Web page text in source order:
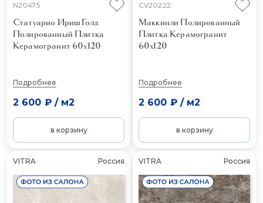
N20475
Статуарио Ириш Голд
Полированный Плитка
Керамогранит 60x120
Подробнее
2 600 ₽/ м2
в корзину
CV20222
Маккинли Полированный
Плитка Керамогранит
60x120
Подробнее
2 600 ₽/ м2
в корзину
VITRA Россия VITRA Россия